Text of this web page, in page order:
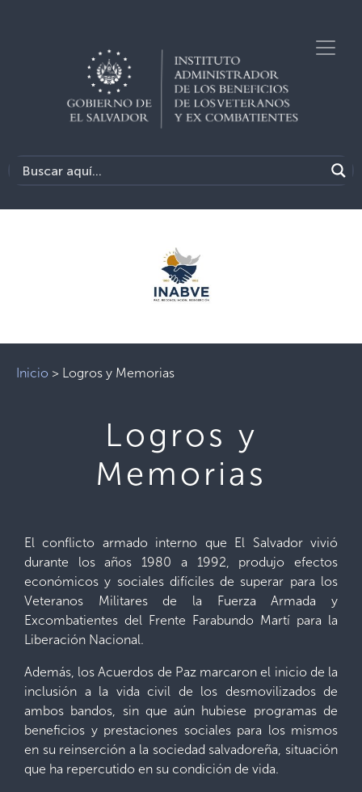
Inicio > Logros y Memorias
Logros y
Memorias
El conflicto armado interno que El Salvador vivió
durante los años 1980 a 1992, produjo efectos
económicos y sociales difíciles de superar para los
Veteranos Militares de la Fuerza Armada y
Excombatientes del Frente Farabundo Martí para la
Liberación Nacional.
Además, los Acuerdos de Paz marcaron el inicio de la
inclusión a la vida civil de los desmovilizados de
ambos bandos, sin que aún hubiese programas de
beneficios y prestaciones sociales para los mismos
en su reinserción a la sociedad salvadoreña, situación
que ha repercutido en su condición de vida.